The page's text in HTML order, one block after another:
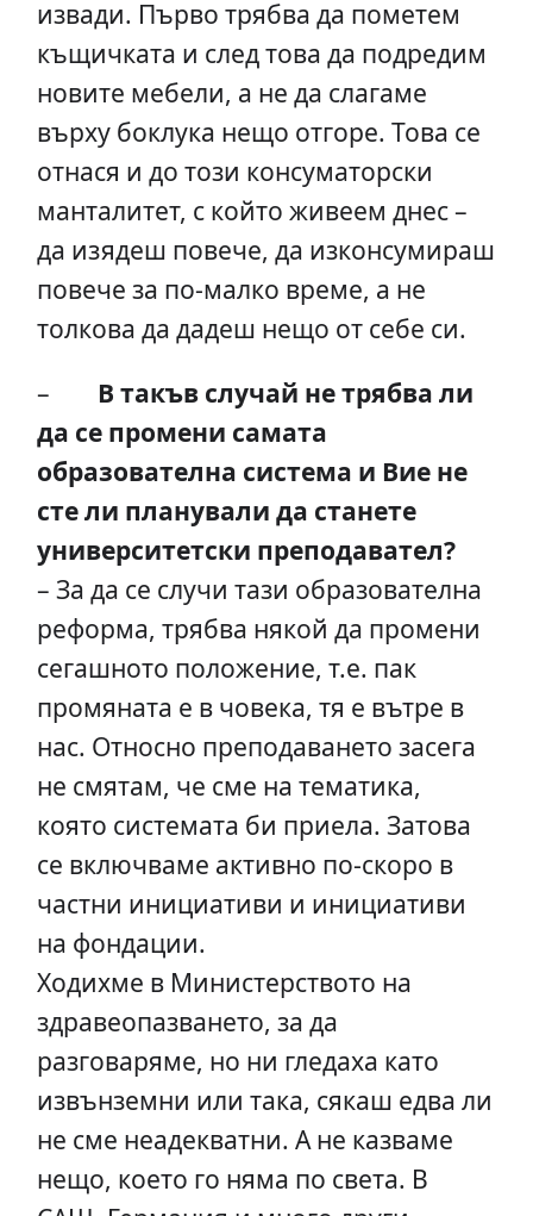
извади. Първо трябва да пометем
къщичката и след това да подредим
новите мебели, а не да слагаме
върху боклука нещо отгоре. Това се
отнася и до този консуматорски
манталитет, с който живеем днес –
да изядеш повече, да изконсумираш
повече за по-малко време, а не
толкова да дадеш нещо от себе си.
– В такъв случай не трябва ли
да се промени самата
образователна система и Вие не
сте ли планували да станете
университетски преподавател?
– За да се случи тази образователна
реформа, трябва някой да промени
сегашното положение, т.е. пак
промяната е в човека, тя е вътре в
нас. Относно преподаването засега
не смятам, че сме на тематика,
която системата би приела. Затова
се включваме активно по-скоро в
частни инициативи и инициативи
на фондации.
Ходихме в Министерството на
здравеопазването, за да
разговаряме, но ни гледаха като
извънземни или така, сякаш едва ли
не сме неадекватни. А не казваме
нещо, което го няма по света. В